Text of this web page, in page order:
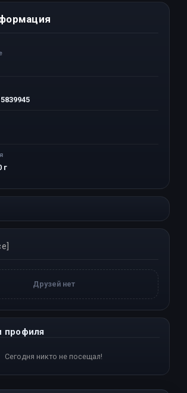
г
Друзей нет
профиля
Сегодня никто не посещал!